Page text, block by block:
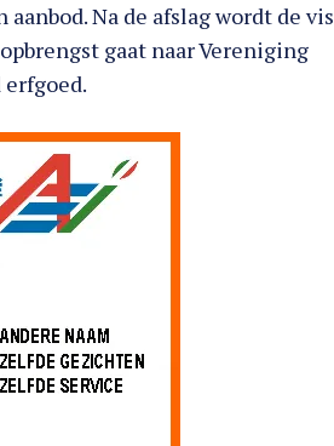
Na de afslag wordt de vis
gaat naar Vereniging